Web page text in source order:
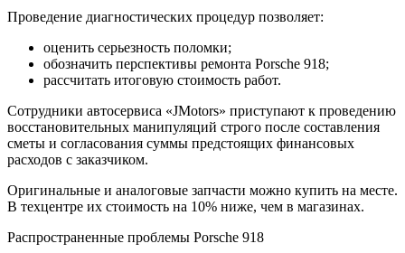
Проведение диагностических процедур позволяет:
оценить серьезность поломки;
обозначить перспективы ремонта Porsche 918;
рассчитать итоговую стоимость работ.
Сотрудники автосервиса «JMotors» приступают к проведению
восстановительных манипуляций строго после составления
сметы и согласования суммы предстоящих финансовых
расходов с заказчиком.
Оригинальные и аналоговые запчасти можно купить на месте.
В техцентре их стоимость на 10% ниже, чем в магазинах.
Распространенные проблемы Porsche 918